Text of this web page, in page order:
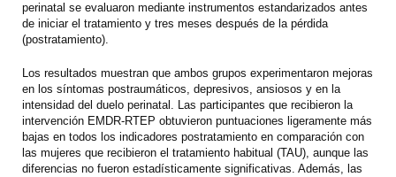
perinatal se evaluaron mediante instrumentos estandarizados antes
de iniciar el tratamiento y tres meses después de la pérdida
(postratamiento).
Los resultados muestran que ambos grupos experimentaron mejoras
en los síntomas postraumáticos, depresivos, ansiosos y en la
intensidad del duelo perinatal. Las participantes que recibieron la
intervención EMDR-RTEP obtuvieron puntuaciones ligeramente más
bajas en todos los indicadores postratamiento en comparación con
las mujeres que recibieron el tratamiento habitual (TAU), aunque las
diferencias no fueron estadísticamente significativas. Además, las